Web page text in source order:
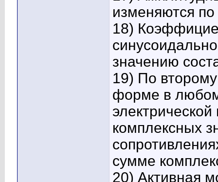
изменяются
18)
значению
19) По
форме в
комплексных
сумме
20) Активная